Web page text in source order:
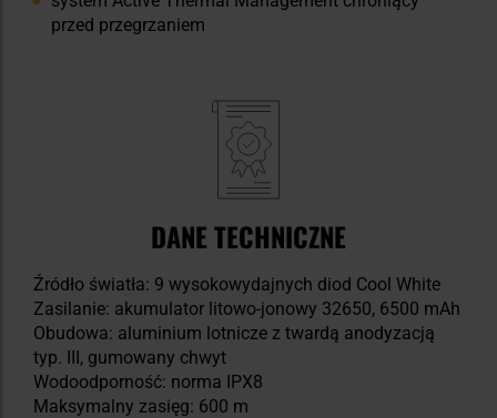
przed przegrzaniem
DANE TECHNICZNE
Źródło światła: 9 wysokowydajnych diod Cool White
Zasilanie: akumulator litowo-jonowy 32650, 6500 mAh
Obudowa: aluminium lotnicze z twardą anodyzacją
typ. III, gumowany chwyt
Wodoodporność: norma IPX8
Maksymalny zasięg: 600 m